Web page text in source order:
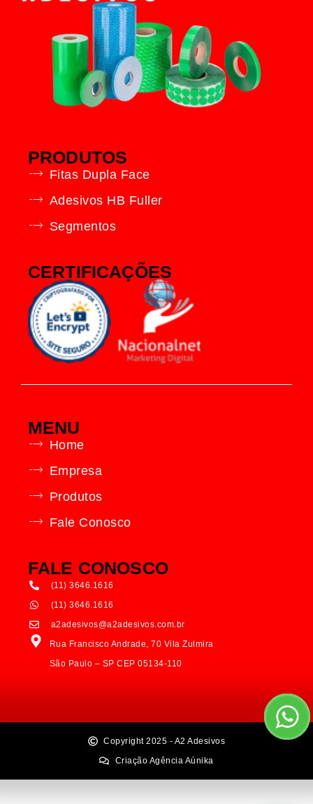
PRODUTOS
Fitas Dupla Face
Adesivos HB Fuller
Segmentos
CERTIFICAÇÕES
MENU
Home
Empresa
Produtos
Fale Conosco
FALE CONOSCO
(11) 3646.1616
(11) 3646.1616
a2adesivos@a2adesivos.com.br
Rua Francisco Andrade, 70 Vila Zulmira
São Paulo – SP CEP 05134-110
Copyright 2025 - A2 Adesivos
Criação Agência Aúnika